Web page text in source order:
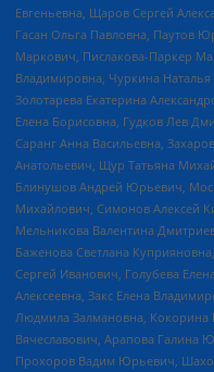
Евгеньевна, Щаров Сергей
Гасан Ольга Павловна, Паутов
Маркович, Пислакова-Паркер
Владимировна, Чуркина
Золотарева Екатерина
Елена Борисовна, Гудков Лев
Саранг Анна Васильевна,
Анатольевич, Щур Татьяна
Блинушов Андрей Юрьевич,
Михайлович, Симонов Алексей
Мельникова Валентина
Баженова Светлана
Сергей Иванович, Голубева
Алексеевна, Закс Елена
Людмила Залмановна, Кокорина
Вячеславович, Арапова Галина
Прохоров Вадим Юрьевич,